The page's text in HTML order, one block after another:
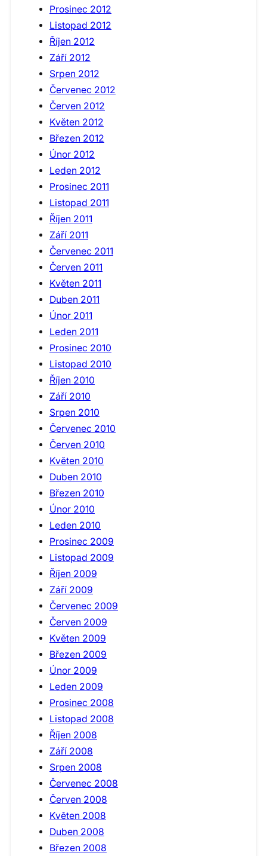
Prosinec 2012
Listopad 2012
Říjen 2012
Září 2012
Srpen 2012
Červenec 2012
Červen 2012
Květen 2012
Březen 2012
Únor 2012
Leden 2012
Prosinec 2011
Listopad 2011
Říjen 2011
Září 2011
Červenec 2011
Červen 2011
Květen 2011
Duben 2011
Únor 2011
Leden 2011
Prosinec 2010
Listopad 2010
Říjen 2010
Září 2010
Srpen 2010
Červenec 2010
Červen 2010
Květen 2010
Duben 2010
Březen 2010
Únor 2010
Leden 2010
Prosinec 2009
Listopad 2009
Říjen 2009
Září 2009
Červenec 2009
Červen 2009
Květen 2009
Březen 2009
Únor 2009
Leden 2009
Prosinec 2008
Listopad 2008
Říjen 2008
Září 2008
Srpen 2008
Červenec 2008
Červen 2008
Květen 2008
Duben 2008
Březen 2008